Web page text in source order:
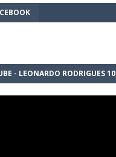
- LEONARDO RODRIGUES 10